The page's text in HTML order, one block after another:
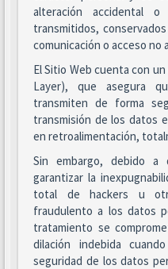
alteración accidental
transmitidos,
comunicación o acceso no
El Sitio Web cuenta con
Layer), que asegura
transmiten de forma
transmisión de los datos
en retroalimentación,
Sin embargo, debido
garantizar la
total de hackers u
fraudulento a los datos
tratamiento se
dilación indebida
seguridad de los datos